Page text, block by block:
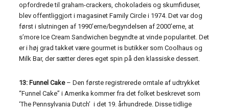
opfordrede til graham-crackers, chokoladeis og skumfiduser,
blev offentliggjort i magasinet Family Circle i 1974. Det var dog
først i slutningen af ​​1990’erne/begyndelsen af ​​2000’erne, at
s’more Ice Cream Sandwichen begyndte at vinde popularitet. Det
er i høj grad takket være gourmet is butikker som Coolhaus og
Milk Bar, der sætter deres eget spin på den klassiske dessert.
13: Funnel Cake– Den første registrerede omtale af udtrykket
“Funnel Cake” i Amerika kommer fra det folket beskrevet som
‘The Pennsylvania Dutch’ i det 19. århundrede. Disse tidlige